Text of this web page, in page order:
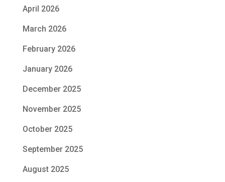
April 2026
March 2026
February 2026
January 2026
December 2025
November 2025
October 2025
September 2025
August 2025